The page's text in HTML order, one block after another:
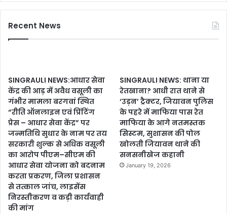
Recent News
SINGRAULI NEWS:आधार सेवा
केंद्र की आड़ में अवैध वसूली का
गंभीर मामला बरगवां स्थित
“रीति ऑनलाइन एवं प्रिंटिंग
प्रेस – आधार सेवा केंद्र” पर
जन्मतिथि सुधार के नाम पर तय
सरकारी शुल्क से अधिक वसूली
का आरोप पीएम–सीएम की
आधार सेवा योजना को बदनाम
करता प्रकरण, जिला प्रशासन
से तत्काल जांच, लाइसेंस
निरस्तीकरण व कड़ी कार्यवाही
की मांग
SINGRAULI NEWS: थाना या
रेतखाना? आधी रात थाने से
‘उड़न’ ट्रैक्टर, जियावन पुलिस
के पहरे में माफिया पास रेत
माफिया के आगे नतमस्तक
सिस्टम, सुशासन की पोल
खोलती जियावन थाने की
सनसनीखेज कहानी
January 19, 2026